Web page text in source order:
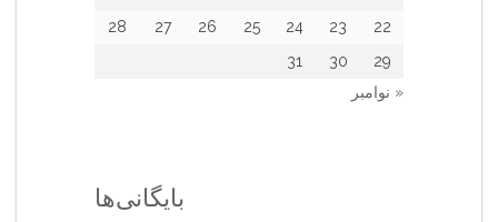
22
23
24
25
26
27
28
29
30
31
« نوامبر
بایگانی‌ها